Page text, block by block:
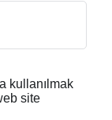
kullanılmak
site